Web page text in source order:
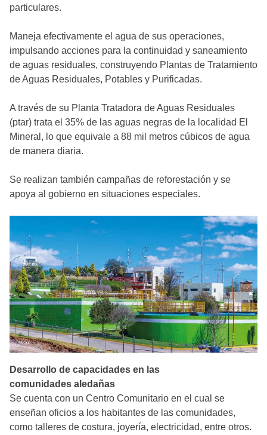
particulares.
Maneja efectivamente el agua de sus operaciones,
impulsando acciones para la continuidad y saneamiento
de aguas residuales, construyendo Plantas de Tratamiento
de Aguas Residuales, Potables y Purificadas.
A través de su Planta Tratadora de Aguas Residuales
(ptar) trata el 35% de las aguas negras de la localidad El
Mineral, lo que equivale a 88 mil metros cúbicos de agua
de manera diaria.
Se realizan también campañas de reforestación y se
apoya al gobierno en situaciones especiales.
Desarrollo de capacidades en las
comunidades aledañas
Se cuenta con un Centro Comunitario en el cual se
enseñan oficios a los habitantes de las comunidades,
como talleres de costura, joyería, electricidad, entre otros.